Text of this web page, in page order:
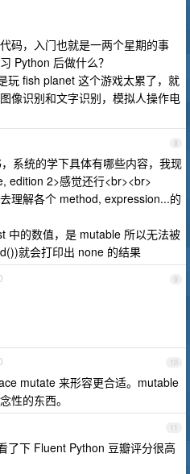
码，入门也就是一两个星期的事
Python 后做什么？
玩 fish planet 这个游戏太累了，就
像识别和文字识别，模拟人操作电
8
系统的学下具体有哪些内容，我现
edition 2>感觉还行<br><br>
理解各个 method, expression...的
中的数值，是 mutable 所以无法被
就会打印出 none 的结果
9
10
mutate 来形容更合适。mutable
性的东西。
11
了下 Fluent Python 豆瓣评分很高